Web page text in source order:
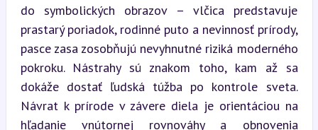
do symbolických obrazov – vlčica predstavuje
prastarý poriadok, rodinné puto a nevinnosť prírody,
pasce zasa zosobňujú nevyhnutné riziká moderného
pokroku. Nástrahy sú znakom toho, kam až sa
dokáže dostať ľudská túžba po kontrole sveta.
Návrat k prírode v závere diela je orientáciou na
hľadanie vnútornej rovnováhy a obnovenia